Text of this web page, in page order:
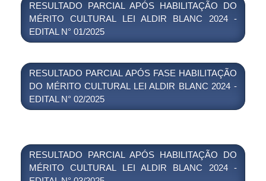
RESULTADO PARCIAL APÓS HABILITAÇÃO DO
MÉRITO CULTURAL LEI ALDIR BLANC 2024 -
EDITAL N° 01/2025
RESULTADO PARCIAL APÓS FASE HABILITAÇÃO
DO MÉRITO CULTURAL LEI ALDIR BLANC 2024 -
EDITAL N° 02/2025
RESULTADO PARCIAL APÓS HABILITAÇÃO DO
MÉRITO CULTURAL LEI ALDIR BLANC 2024 -